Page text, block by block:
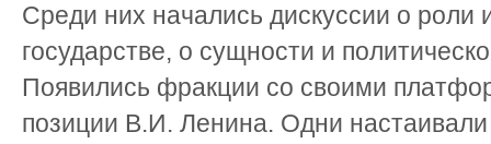
Среди них начались дискуссии о
государстве, о сущности и
Появились фракции со своими
позиции В.И. Ленина. Одни